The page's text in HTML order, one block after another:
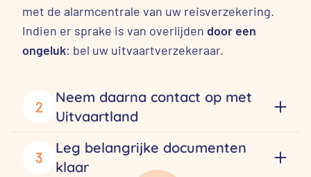
met de alarmcentrale van uw reisverzekering.
Indien er sprake is van overlijden door een
ongeluk: bel uw uitvaartverzekeraar.
2
Neem daarna contact op met
Uitvaartland
3
Leg belangrijke documenten
klaar